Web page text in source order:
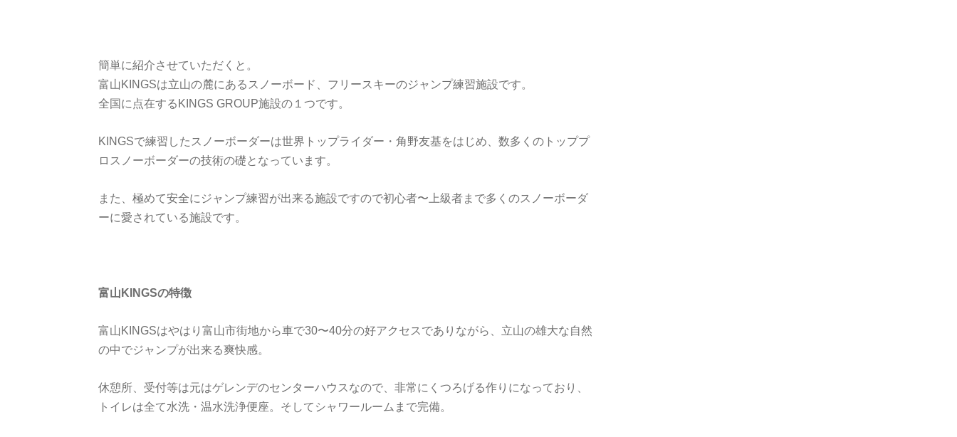
簡単に紹介させていただくと。
富山KINGSは立山の麓にあるスノーボード、フリースキーのジャンプ練習施設です。
全国に点在するKINGS GROUP施設の１つです。
KINGSで練習したスノーボーダーは世界トップライダー・角野友基をはじめ、数多くのトッププ
ロスノーボーダーの技術の礎となっています。
また、極めて安全にジャンプ練習が出来る施設ですので初心者〜上級者まで多くのスノーボーダ
ーに愛されている施設です。
富山KINGSの特徴
富山KINGSはやはり富山市街地から車で30〜40分の好アクセスでありながら、立山の雄大な自然
の中でジャンプが出来る爽快感。
休憩所、受付等は元はゲレンデのセンターハウスなので、非常にくつろげる作りになっており、
トイレは全て水洗・温水洗浄便座。そしてシャワールームまで完備。